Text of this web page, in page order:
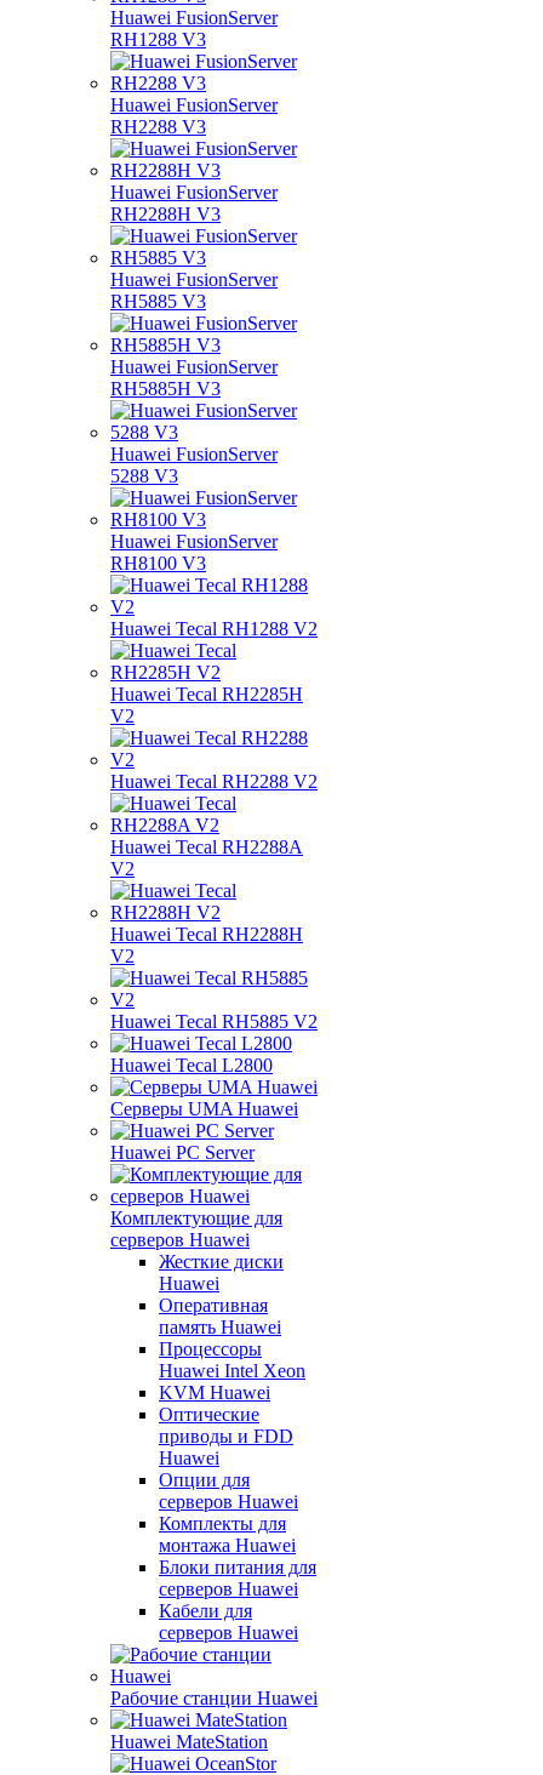
Huawei FusionServer
RH1288 V3
Huawei FusionServer
RH2288 V3
Huawei FusionServer
RH2288H V3
Huawei FusionServer
RH5885 V3
Huawei FusionServer
RH5885H V3
Huawei FusionServer
5288 V3
Huawei FusionServer
RH8100 V3
Huawei Tecal RH1288 V2
Huawei Tecal RH2285H
V2
Huawei Tecal RH2288 V2
Huawei Tecal RH2288A
V2
Huawei Tecal RH2288H
V2
Huawei Tecal RH5885 V2
Huawei Tecal L2800
Серверы UMA Huawei
Huawei PC Server
Комплектующие для
серверов Huawei
Жесткие диски
Huawei
Оперативная
память Huawei
Процессоры
Huawei Intel Xeon
KVM Huawei
Оптические
приводы и FDD
Huawei
Опции для
серверов Huawei
Комплекты для
монтажа Huawei
Блоки питания для
серверов Huawei
Кабели для
серверов Huawei
Рабочие станции Huawei
Huawei MateStation